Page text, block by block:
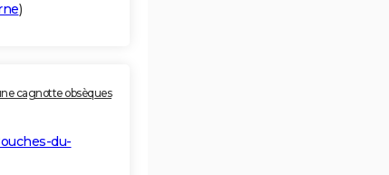
)
cagnotte obsèques
du-